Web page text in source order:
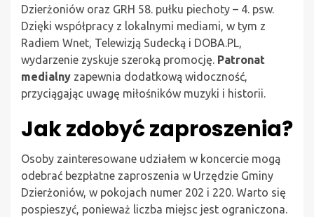
Dzierżoniów oraz GRH 58. pułku piechoty – 4. psw.
Dzięki współpracy z lokalnymi mediami, w tym z
Radiem Wnet, Telewizją Sudecką i DOBA.PL,
wydarzenie zyskuje szeroką promocję. Patronat
medialny zapewnia dodatkową widoczność,
przyciągając uwagę miłośników muzyki i historii.
Jak zdobyć zaproszenia?
Osoby zainteresowane udziałem w koncercie mogą
odebrać bezpłatne zaproszenia w Urzędzie Gminy
Dzierżoniów, w pokojach numer 202 i 220. Warto się
pospieszyć, ponieważ liczba miejsc jest ograniczona.